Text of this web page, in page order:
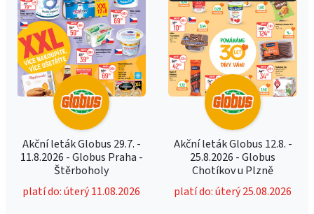
Akční leták Globus 29.7. -
11.8.2026 - Globus Praha -
Štěrboholy
platí do: úterý 11.08.2026
Akční leták Globus 12.8. -
25.8.2026 - Globus
Chotíkov u Plzně
platí do: úterý 25.08.2026